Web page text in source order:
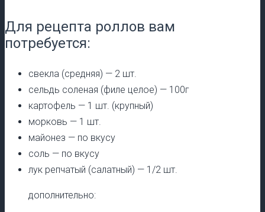
Для рецепта роллов вам
потребуется:
свекла (средняя) — 2 шт.
сельдь соленая (филе целое) — 100г
картофель — 1 шт. (крупный)
морковь — 1 шт.
майонез — по вкусу
соль — по вкусу
лук репчатый (салатный) — 1/2 шт.
дополнительно: